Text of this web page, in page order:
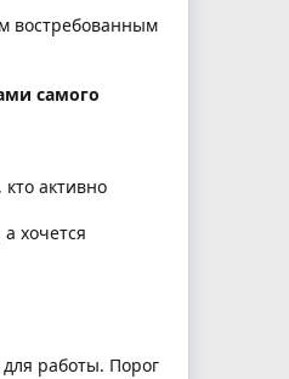
востребованным
самого
активно
хочется
работы. Порог